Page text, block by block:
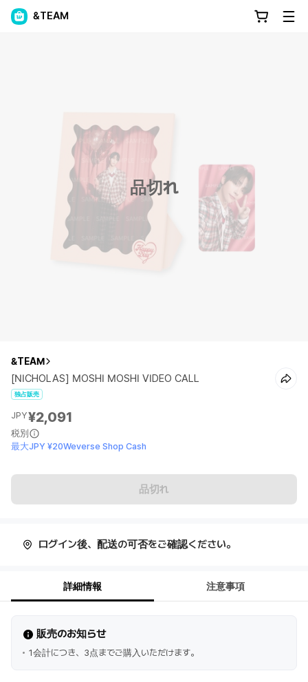
&TEAM
品切れ
&TEAM
[NICHOLAS] MOSHI MOSHI VIDEO CALL
独占販売
JPY¥2,091
税別
最大JPY ¥20Weverse Shop Cash
品切れ
ログイン後、配送の可否をご確認ください。
詳細情報 注意事項
販売のお知らせ
1会計につき、3点までご購入いただけます。